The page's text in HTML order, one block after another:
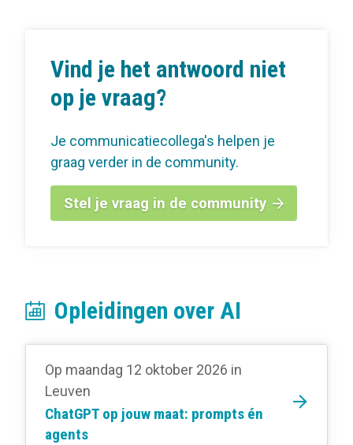
Vind je het antwoord niet
op je vraag?
Je communicatiecollega's helpen je
graag verder in de community.
Stel je vraag in de community
Opleidingen over AI
Op maandag 12 oktober 2026 in
Leuven
ChatGPT op jouw maat: prompts én
agents